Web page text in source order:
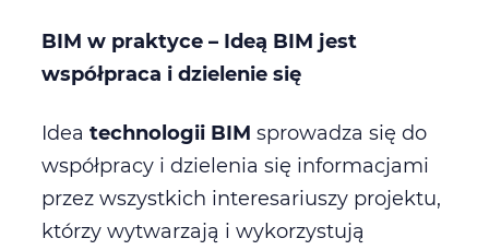
BIM w praktyce – Ideą BIM jest
współpraca i dzielenie się
Idea technologii BIM sprowadza się do
współpracy i dzielenia się informacjami
przez wszystkich interesariuszy projektu,
którzy wytwarzają i wykorzystują